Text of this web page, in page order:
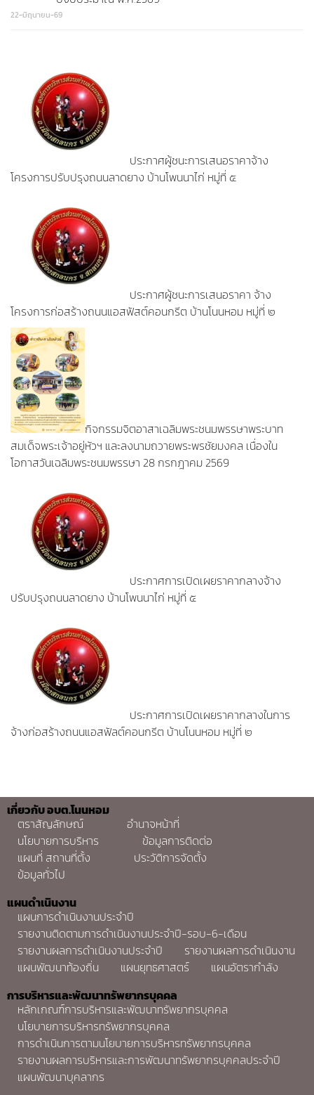
22-มิถุนายน-69
ประกาศผู้ชนะการเสนอราคาจ้าง
โครงการปรับปรุงถนนลาดยาง บ้านโพนนาไก่ หมู่ที่ ๕
ประกาศผู้ชนะการเสนอราคา จ้าง
โครงการก่อสร้างถนนแอสฟัสต์คอนกรีต บ้านโนนหอม หมู่ที่ ๒
กิจกรรมจิตอาสาเฉลิมพระชนมพรรษาพระบาท
สมเด็จพระเจ้าอยู่หัวฯ และลงนามถวายพระพรชัยมงคล เนื่องใน
โอกาสวันเฉลิมพระชนมพรรษา 28 กรกฎาคม 2569
ประกาศการเปิดเผยราคากลางจ้าง
ปรับปรุงถนนลาดยาง บ้านโพนนาไก่ หมู่ที่ ๕
ประกาศการเปิดเผยราคากลางในการ
จ้างก่อสร้างถนนแอสฟัลต์คอนกรีต บ้านโนนหอม หมู่ที่ ๒
เกี่ยวกับ อบต.โนนหอม
ตราสัญลักษณ์
อำนาจหน้าที่
นโยบายการบริหาร
ข้อมูลการติดต่อ
แผนที่ สถานที่ตั้ง
ประวัติการจัดตั้ง
ข้อมูลทั่วไป
แผนดำเนินงาน
แผนการดำเนินงานประจำปี
รายงานติดตามการดำเนินงานประจำปี-รอบ-6-เดือน
รายงานผลการดำเนินงานประจำปี
รายงานผลการดำเนินงาน
แผนพัฒนาท้องถิ่น
แผนยุทธศาสตร์
แผนอัตรากำลัง
การบริหารและพัฒนาทรัพยากรบุคคล
หลักเกณฑ์การบริหารและพัฒนาทรัพยากรบุคคล
นโยบายการบริหารทรัพยากรบุคคล
การดำเนินการตามนโยบายการบริหารทรัพยากรบุคคล
รายงานผลการบริหารและการพัฒนาทรัพยากรบุคคลประจำปี
แผนพัฒนาบุคลากร